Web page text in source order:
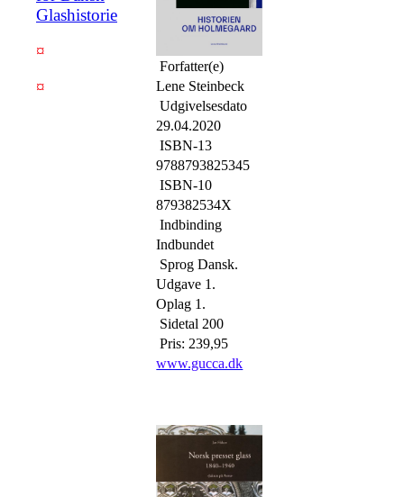
Glashistorie
¤
¤
Forfatter(e)
Lene Steinbeck
Udgivelsesdato
29.04.2020
ISBN-13
9788793825345
ISBN-10
879382534X
Indbinding
Indbundet
Sprog Dansk.
Udgave 1.
Oplag 1.
Sidetal 200
Pris: 239,95
www.gucca.dk